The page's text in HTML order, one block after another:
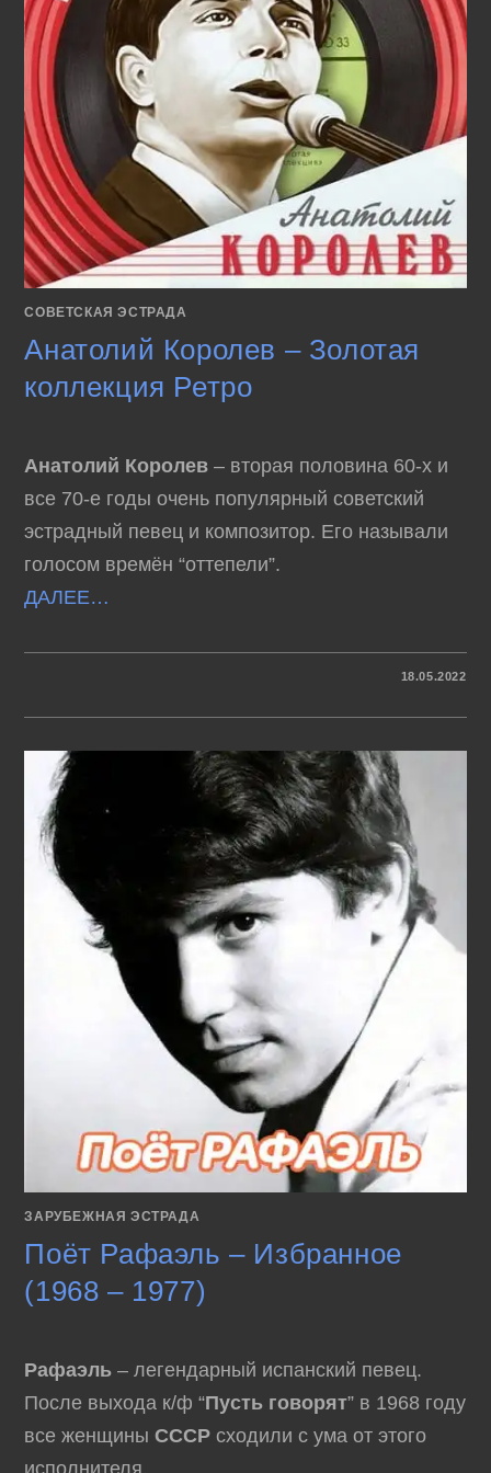
СОВЕТСКАЯ ЭСТРАДА
Анатолий Королев – Золотая
коллекция Ретро
Анатолий Королев – вторая половина 60-х и
все 70-е годы очень популярный советский
эстрадный певец и композитор. Его называли
голосом времён “оттепели”.
ДАЛЕЕ…
КОРОЛЕВ
КОЛЛЕКЦИЯ
РЕТРО
18.05.2022
ЗАРУБЕЖНАЯ ЭСТРАДА
Поёт Рафаэль – Избранное
(1968 – 1977)
Рафаэль – легендарный испанский певец.
После выхода к/ф “Пусть говорят” в 1968 году
все женщиныСССР сходили с ума от этого
исполнителя.